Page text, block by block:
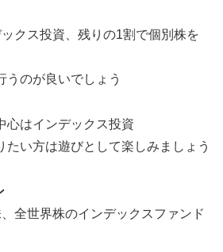
ックス投資、残りの1割で個別株を
うのが良いでしょう
心はインデックス投資
たい方は遊びとして楽しみましょう
全世界株のインデックスファンド